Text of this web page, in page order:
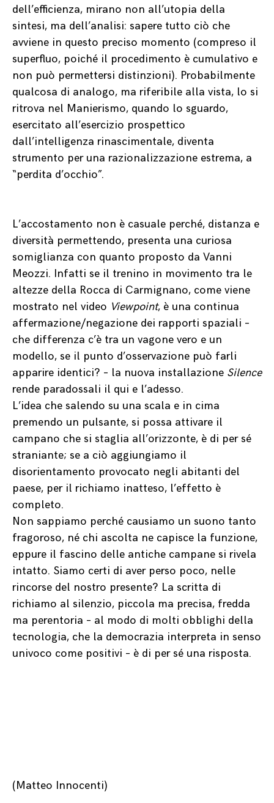
dell’efficienza, mirano non all’utopia della
sintesi, ma dell’analisi: sapere tutto ciò che
avviene in questo preciso momento (compreso il
superfluo, poiché il procedimento è cumulativo e
non può permettersi distinzioni). Probabilmente
qualcosa di analogo, ma riferibile alla vista, lo si
ritrova nel Manierismo, quando lo sguardo,
esercitato all’esercizio prospettico
dall’intelligenza rinascimentale, diventa
strumento per una razionalizzazione estrema, a
“perdita d’occhio”.
L’accostamento non è casuale perché, distanza e
diversità permettendo, presenta una curiosa
somiglianza con quanto proposto da Vanni
Meozzi. Infatti se il trenino in movimento tra le
altezze della Rocca di Carmignano, come viene
mostrato nel video Viewpoint, è una continua
affermazione/negazione dei rapporti spaziali –
che differenza c’è tra un vagone vero e un
modello, se il punto d’osservazione può farli
apparire identici? – la nuova installazione Silence
rende paradossali il qui e l’adesso.
L’idea che salendo su una scala e in cima
premendo un pulsante, si possa attivare il
campano che si staglia all’orizzonte, è di per sé
straniante; se a ciò aggiungiamo il
disorientamento provocato negli abitanti del
paese, per il richiamo inatteso, l’effetto è
completo.
Non sappiamo perché causiamo un suono tanto
fragoroso, né chi ascolta ne capisce la funzione,
eppure il fascino delle antiche campane si rivela
intatto. Siamo certi di aver perso poco, nelle
rincorse del nostro presente? La scritta di
richiamo al silenzio, piccola ma precisa, fredda
ma perentoria – al modo di molti obblighi della
tecnologia, che la democrazia interpreta in senso
univoco come positivi – è di per sé una risposta.
(Matteo Innocenti)